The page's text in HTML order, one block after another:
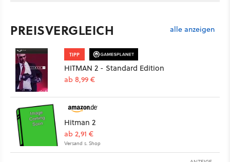
PREISVERGLEICH alle anzeigen
TIPP
HITMAN 2 - Standard Edition
ab 8,99 €
Hitman 2
ab 2,91 €
Versand s. Shop